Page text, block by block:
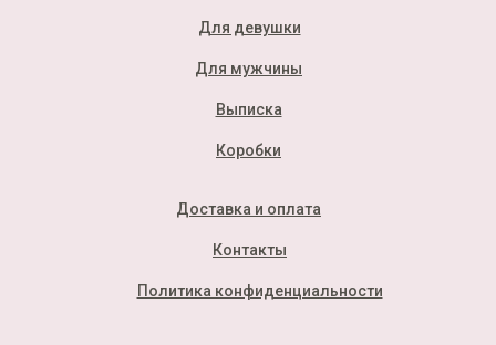
Для девушки
Для мужчины
Выписка
Коробки
Политика конфиденциальности
Доставка и оплата
Контакты